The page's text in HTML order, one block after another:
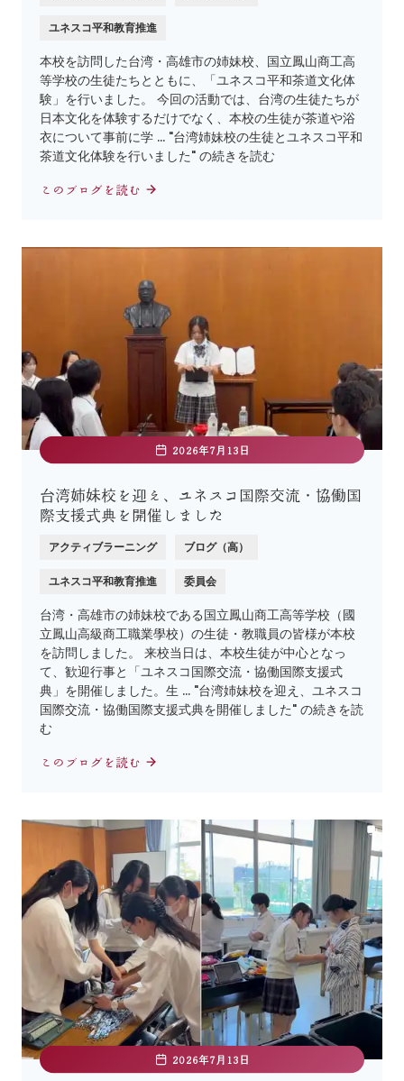
ユネスコ平和教育推進
本校を訪問した台湾・高雄市の姉妹校、国立鳳山商工高
等学校の生徒たちとともに、「ユネスコ平和茶道文化体
験」を行いました。 今回の活動では、台湾の生徒たちが
日本文化を体験するだけでなく、本校の生徒が茶道や浴
衣について事前に学 … "台湾姉妹校の生徒とユネスコ平和
茶道文化体験を行いました" の続きを読む
このブログを読む
2026年7月13日
台湾姉妹校を迎え、ユネスコ国際交流・協働国
際支援式典を開催しました
アクティブラーニング ブログ（高）
ユネスコ平和教育推進 委員会
台湾・高雄市の姉妹校である国立鳳山商工高等学校（國
立鳳山高級商工職業學校）の生徒・教職員の皆様が本校
を訪問しました。 来校当日は、本校生徒が中心となっ
て、歓迎行事と「ユネスコ国際交流・協働国際支援式
典」を開催しました。生 … "台湾姉妹校を迎え、ユネスコ
国際交流・協働国際支援式典を開催しました" の続きを読
む
このブログを読む
2026年7月13日